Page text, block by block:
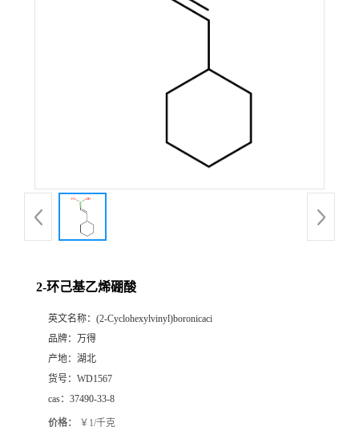
2-环己基乙烯硼酸
英文名称： (2-Cyclohexylvinyl)boronicaci
品牌： 万得
产地： 湖北
货号： WD1567
cas： 37490-33-8
价格： ￥1/千克